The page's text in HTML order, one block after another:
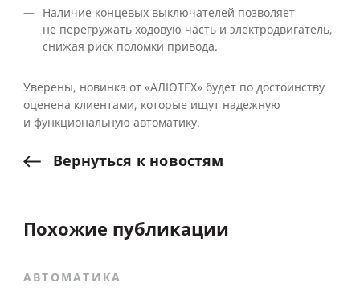
Наличие концевых выключателей позволяет
не перегружать ходовую часть и электродвигатель,
снижая риск поломки привода.
Уверены, новинка от «АЛЮТЕХ» будет по достоинству
оценена клиентами, которые ищут надежную
и функциональную автоматику.
Вернуться к новостям
Похожие публикации
АВТОМАТИКА